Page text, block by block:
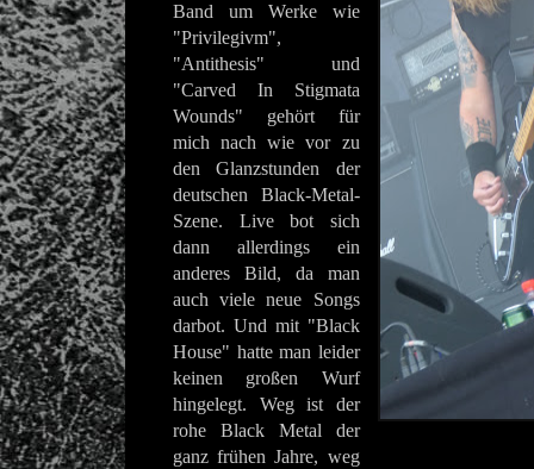
Band um Werke wie
"Privilegivm",
"Antithesis" und
"Carved In Stigmata
Wounds" gehört für
mich nach wie vor zu
den Glanzstunden der
deutschen Black-Metal-
Szene. Live bot sich
dann allerdings ein
anderes Bild, da man
auch viele neue Songs
darbot. Und mit "Black
House" hatte man leider
keinen großen Wurf
hingelegt. Weg ist der
rohe Black Metal der
ganz frühen Jahre, weg